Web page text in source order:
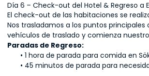
Día 6 – Check-out del Hotel & Regreso a
El check-out de las habitaciones se realiza
Nos trasladamos a los puntos principales
vehículos de traslado y comienza
Paradas de Regreso:
1 hora de parada para comida en
45 minutos de parada para